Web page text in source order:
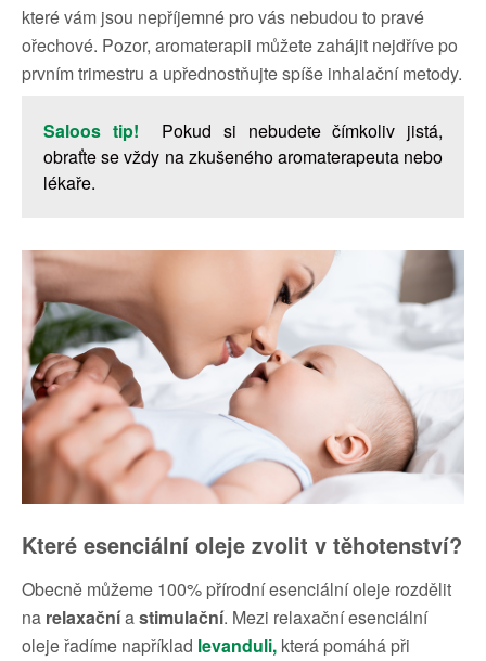
které vám jsou nepříjemné pro vás nebudou to pravé
ořechové. Pozor, aromaterapii můžete zahájit nejdříve po
prvním trimestru a upřednostňujte spíše inhalační metody.
Saloos tip!
Pokud si nebudete čímkoliv jistá,
obraťte se vždy na zkušeného aromaterapeuta nebo
lékaře.
Které esenciální oleje zvolit v těhotenství?
Obecně můžeme 100% přírodní esenciální oleje rozdělit
na relaxačníastimulační. Mezi relaxační esenciální
oleje řadíme například levanduli, která pomáhá při